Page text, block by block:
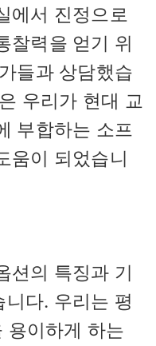
에서 진정으로
찰력을 얻기 위
들과 상담했습
우리가 현대 교
부합하는 소프
움이 되었습니
션의 특징과 기
다. 우리는 평
용이하게 하는